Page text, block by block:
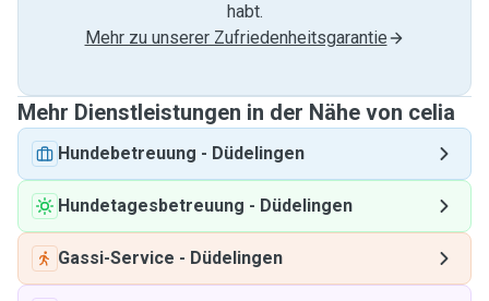
habt.
Mehr zu unserer Zufriedenheitsgarantie
Mehr Dienstleistungen in der Nähe von celia
Hundebetreuung - Düdelingen
Hundetagesbetreuung - Düdelingen
Gassi-Service - Düdelingen